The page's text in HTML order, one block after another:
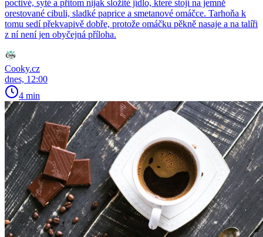
poctivé, syté a přitom nijak složité jídlo, které stojí na jemně
orestované cibuli, sladké paprice a smetanové omáčce. Tarhoňa k
tomu sedí překvapivě dobře, protože omáčku pěkně nasaje a na talíři
z ní není jen obyčejná příloha.
Cooky.cz
dnes, 12:00
4 min